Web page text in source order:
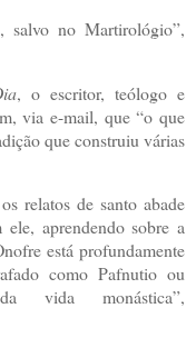
salvo no Martirológio”,
, o escritor, teólogo e
via e-mail, que “o que
que construiu várias
relatos de santo abade
aprendendo sobre a
está profundamente
como Pafnutio ou
vida monástica”,